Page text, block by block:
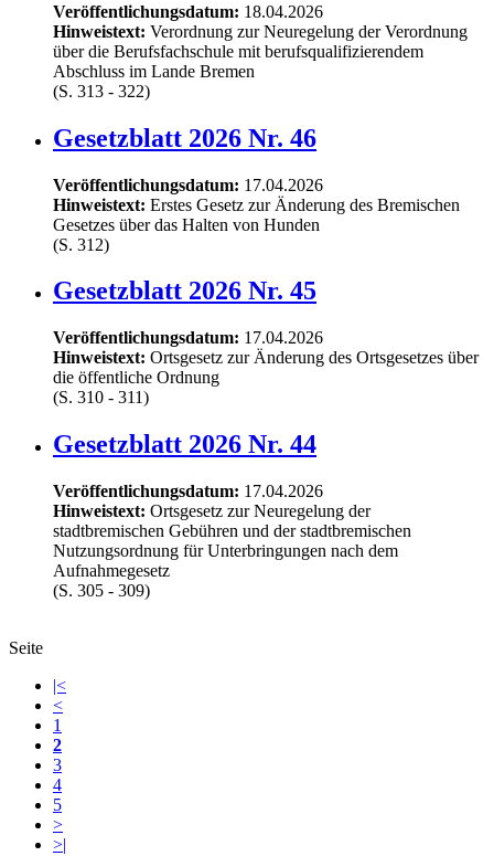
Veröffentlichungsdatum: 18.04.2026
Hinweistext: Verordnung zur Neuregelung der Verordnung
über die Berufsfachschule mit berufsqualifizierendem
Abschluss im Lande Bremen
(S. 313 - 322)
Gesetzblatt 2026 Nr. 46
Veröffentlichungsdatum: 17.04.2026
Hinweistext: Erstes Gesetz zur Änderung des Bremischen
Gesetzes über das Halten von Hunden
(S. 312)
Gesetzblatt 2026 Nr. 45
Veröffentlichungsdatum: 17.04.2026
Hinweistext: Ortsgesetz zur Änderung des Ortsgesetzes über
die öffentliche Ordnung
(S. 310 - 311)
Gesetzblatt 2026 Nr. 44
Veröffentlichungsdatum: 17.04.2026
Hinweistext: Ortsgesetz zur Neuregelung der
stadtbremischen Gebühren und der stadtbremischen
Nutzungsordnung für Unterbringungen nach dem
Aufnahmegesetz
(S. 305 - 309)
Seite
|<
<
1
2
3
4
5
>
>|